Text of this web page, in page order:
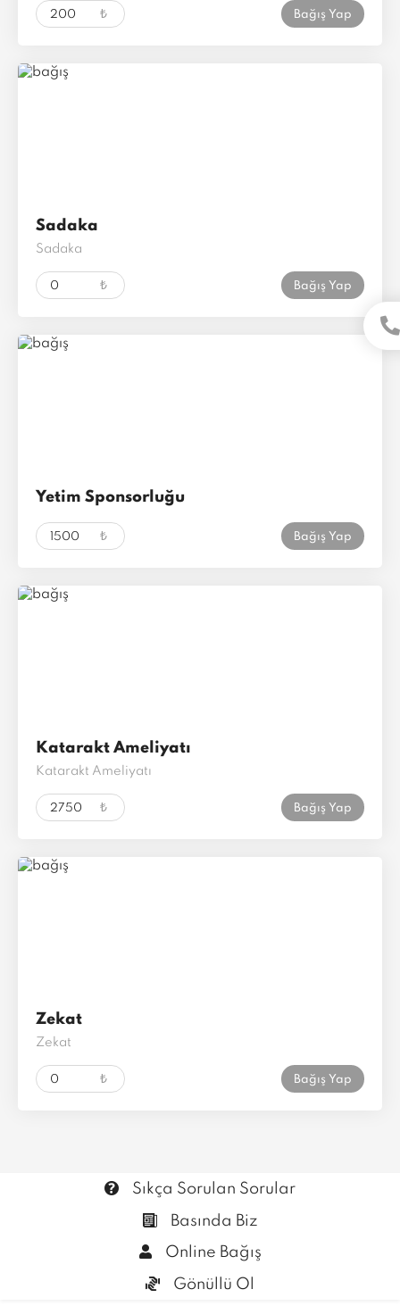
₺ Bağış Yap
Sadaka
Sadaka
₺ Bağış Yap
Yetim Sponsorluğu
₺ Bağış Yap
Katarakt Ameliyatı
Katarakt Ameliyatı
₺ Bağış Yap
Zekat
Zekat
₺ Bağış Yap
Sıkça Sorulan Sorular
Basında Biz
Online Bağış
Gönüllü Ol